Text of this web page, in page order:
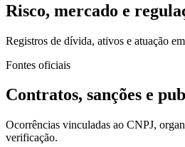
Risco, mercado e
Registros de dívida, ativos e atuação
Fontes oficiais
Contratos, sanções e
Ocorrências vinculadas ao CNPJ,
verificação.